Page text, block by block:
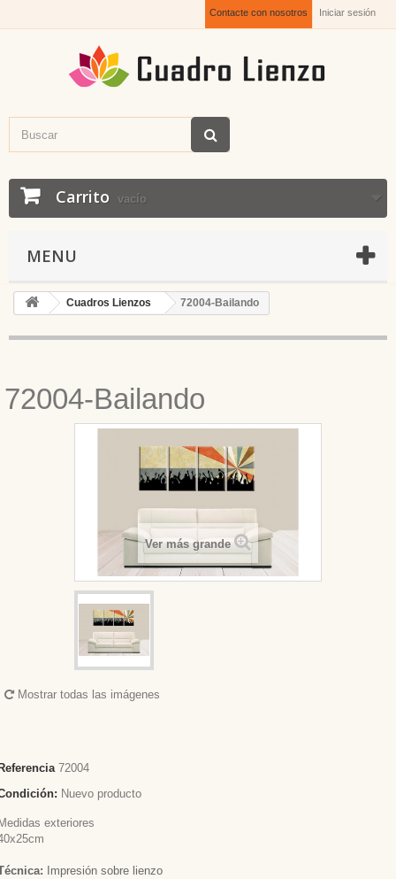
Iniciar sesión
Contacte con nosotros
Carrito vacío
MENU
Cuadros Lienzos 72004-Bailando
72004-Bailando
Ver más grande
Mostrar todas las imágenes
72004
Nuevo producto
exteriores
Impresión sobre lienzo